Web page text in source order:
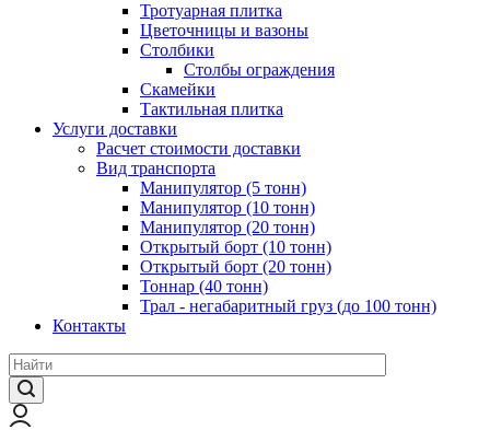
Тротуарная плитка
Цветочницы и вазоны
Столбики
Столбы ограждения
Скамейки
Тактильная плитка
Услуги доставки
Расчет стоимости доставки
Вид транспорта
Манипулятор (5 тонн)
Манипулятор (10 тонн)
Манипулятор (20 тонн)
Открытый борт (10 тонн)
Открытый борт (20 тонн)
Тоннар (40 тонн)
Трал - негабаритный груз (до 100 тонн)
Контакты